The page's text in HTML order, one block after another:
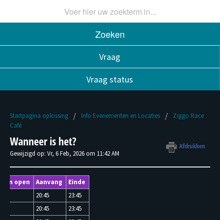
Zoeken
Vraag
Vraag status
Startpagina oplossing Info Evenementen en Locaties
Ziggo Race
Café
Wanneer is het? Afdrukken
Gewijzigd op: Vr, 6 Feb, 2026 om 11:42 AM
open Aanvang
Einde
20:45
23:45
20:45
23:45